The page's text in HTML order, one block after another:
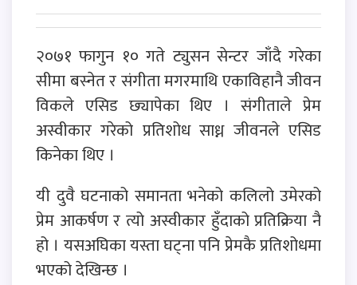
२०७१ फागुन १० गते ट्युसन सेन्टर जाँदै गरेका
सीमा बस्नेत र संगीता मगरमाथि एकाविहानै जीवन
विकले एसिड छ्यापेका थिए । संगीताले प्रेम
अस्वीकार गरेको प्रतिशोध साध्न जीवनले एसिड
किनेका थिए ।
यी दुवै घटनाको समानता भनेको कलिलो उमेरको
प्रेम आकर्षण र त्यो अस्वीकार हुँदाको प्रतिक्रिया नै
हो । यसअघिका यस्ता घट्ना पनि प्रेमकै प्रतिशोधमा
भएको देखिन्छ ।